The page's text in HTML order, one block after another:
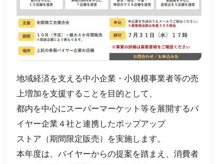
地域経済を支える中小企業・小規模事業者等の売
上増加を支援することを目的として、
都内を中心にスーパーマーケット等を展開するバ
イヤー企業４社と連携したポップアップ
ストア（期間限定販売）を実施します。
本年度は、バイヤーからの提案を踏まえ、消費者